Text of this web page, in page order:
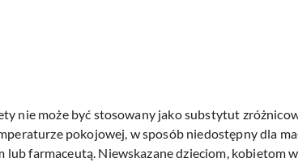
nie może być stosowany jako substytut
pokojowej, w sposób niedostępny dla
farmaceutą. Niewskazane dzieciom, kobietom